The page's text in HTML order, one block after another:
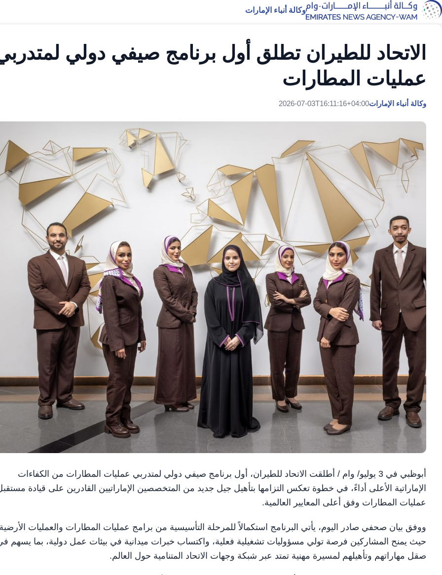
وكالة أنباء الإمارات
الاتحاد للطيران تطلق أول برنامج صيفي دولي
عمليات المطارات
وكالة أنباء الإمارات2026-07-03T16:11:16+04:00
أبوظبي في 3 يوليو/ وام / أطلقت الاتحاد للطيران، أول برنامج صيفي دولي لمتدربي عمليات المطارات من الكفاءات
الإماراتية الأعلى أداءً، في خطوة تعكس التزامها بتأهيل جيل جديد من المتخصصين الإماراتيين القادرين على قيادة
عمليات المطارات وفق أعلى المعايير العالمية.
ووفق بيان صحفي صادر اليوم، يأتي البرنامج استكمالاً للمرحلة التأسيسية من برامج عمليات المطارات والعمليات
حيث يمنح المشاركين فرصة تولي مسؤوليات تشغيلية فعلية، واكتساب خبرات ميدانية في بيئات عمل دولية، بما يسهم
صقل مهاراتهم وتأهيلهم لمسيرة مهنية تمتد عبر شبكة وجهات الاتحاد المتنامية حول العالم.